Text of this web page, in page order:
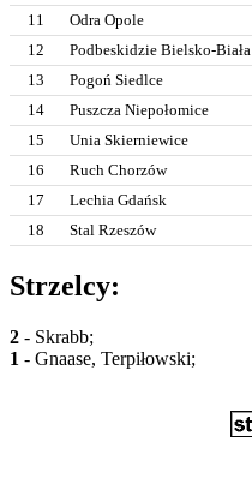
11
Odra Opole
12
Podbeskidzie Bielsko-Biała
13
Pogoń Siedlce
14
Puszcza Niepołomice
15
Unia Skierniewice
16
Ruch Chorzów
17
Lechia Gdańsk
18
Stal Rzeszów
Strzelcy:
2 - Skrabb;
1 - Gnaase, Terpiłowski;